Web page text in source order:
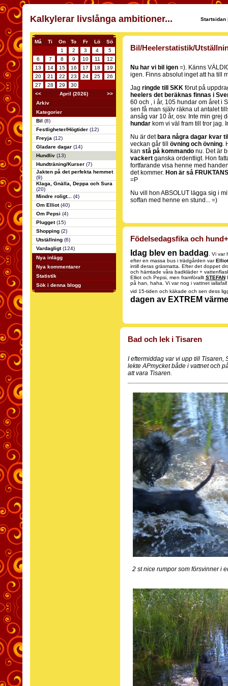
Kalkylerar livslånga ambitioner... Startsidan
Må Ti On To Fr Lö
Sö
1
2 3 4
5
6
7 8 9 10 11
12
13
14 15 16 17 18
19
20
21 22 23 24 25
26
27
28 29
30
<<
April (2026)
>>
Arkiv
Kategorier
Bil (8)
Festligheter/Högtider (12)
Freyja (12)
Gladare dagar (14)
Hundliv (13)
Hundträning/Kurser (7)
Jakten på det perfekta hemmet
(9)
Klaga, Gnälla, Deppa och Sura
(20)
Mindre roligt... (4)
Om Elliot(40)
Om Pepsi (4)
Plugget(15)
Shopping (2)
Utställning (6)
Vardagligt(124)
Nya inlägg
Nya kommentarer
Statistik
Sök i denna blogg
Bil/Heelerstatistik/
Nu har vi bil igen=). Känns
igen. Finns absolut inget att ha till
Jag ringde till SKKförut på
heelers det beräknas finnas i
60 och , i år, 105 hundar om året i
sen få man själv räkna ut antalet
ansåg var 10 år, osv. Inte min grej
hundarkom vi väl fram till tror jag.
Nu är det bara några dagar kvar
veckan går till övning och övning.
kan stå på kommandonu. Det är
vackertganska ordentligt. Hon
fortfarande visa henne med
det kommer. Hon är så
=P
Nu vill hon ABSOLUT lägga sig i
soffan med henne en stund... =)
Födelsedagsfika och
Idag blev en baddag . Vi var
efter en massa bus i trädgården var
intill deras gräsmatta. Efter det doppet
och hämtade våra badkläder +
Elliot och Pepsi, men framförallt STEFAN
på han, haha. Vi var nog i vattnet
vid 15-tiden och käkade och sen dess
dagen av EXTREM
Bad och lek i Tisaren
I eftermiddag var vi upp till Tisaren,
lekte APmycket både i vattnet och
att vara Tisaren.
2 st nice rumpor som försvinner i